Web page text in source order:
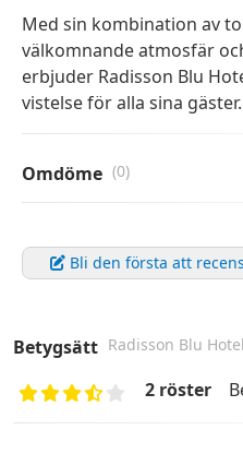
Med sin kombination av
välkomnande atmosfär
erbjuder Radisson Blu
vistelse för alla sina gäster.
Omdöme (0)
Bli den första att
Betygsätt Radisson Blu Hotel
2 röster